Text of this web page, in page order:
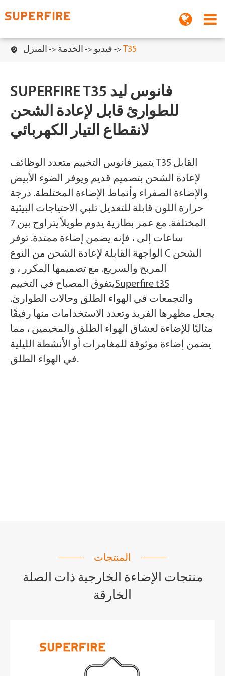
 المنزل الخدمة فيديو T35
SUPERFIRE T35 فانوس ليد
للطوارئ قابل لإعادة الشحن
لانقطاع التيار الكهربائي
يتميز فانوس التخييم متعدد الوظائف T35 القابل
لإعادة الشحن بتصميم قديم ويوفر الضوء الأبيض
والإضاءة الصفراء وأنماط الإضاءة المختلطة. درجة
حرارة اللون قابلة للتعديل تلبي الاحتياجات البيئية
المختلفة. مع عمر بطارية يدوم طويلاً يتراوح بين 7
ساعات إلى ، فإنه يضمن إضاءة ممتدة. توفر
الواجهة القابلة لإعادة الشحن من النوع C الشحن
المريح والسريع. مع تصميمها المكرر ، و
Superfire t35يتفوق المصباح في التخييم
والتجمعات في الهواء الطلق وحالات الطوارئ.
يجعل مظهرها الفريد وتعدد الاستخدامات منها رفيقًا
مثاليًا للإضاءة لعشاق الهواء الطلق والمخيمين ، مما
يضمن إضاءة موثوقة للمغامرات أو الأنشطة الليلية
في الهواء الطلق.
المنتجات
منتجات الإضاءة الخارجية ذات الصلة
الخارقة